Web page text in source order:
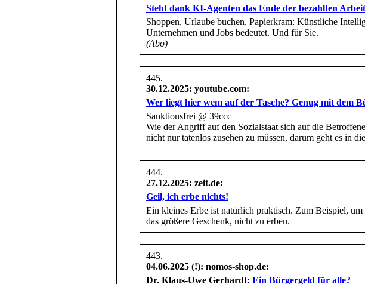
Steht dank KI-Agenten das Ende der bezahlten
Shoppen, Urlaube buchen, Papierkram: Künstliche
Unternehmen und Jobs bedeutet. Und für Sie.
(Abo)
30.12.2025: youtube.com:
Wer liegt hier wem auf der Tasche? Genug mit dem
Sanktionsfrei @ 39ccc
Wie der Angriff auf den Sozialstaat sich auf die
nicht nur tatenlos zusehen zu müssen, darum geht es in
27.12.2025: zeit.de:
Geil, ich erbe nichts!
Ein kleines Erbe ist natürlich praktisch. Zum Beispiel,
das größere Geschenk, nicht zu erben.
04.06.2025 (!): nomos-shop.de:
Dr. Klaus-Uwe Gerhardt: Ein Bürgergeld für alle?